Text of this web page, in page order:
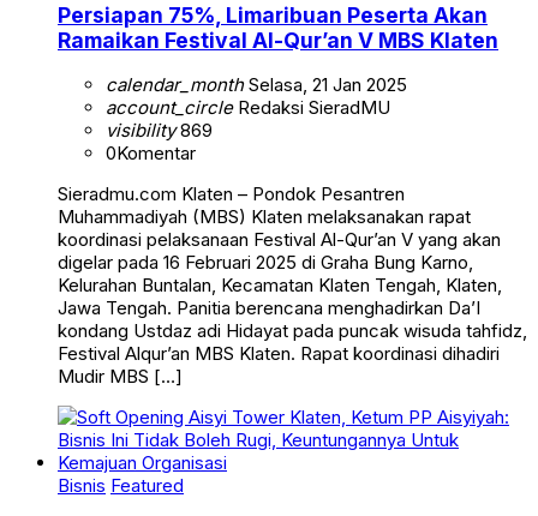
Persiapan 75%, Limaribuan Peserta Akan
Ramaikan Festival Al-Qur’an V MBS Klaten
calendar_monthSelasa, 21 Jan 2025
account_circleRedaksi SieradMU
visibility869
0Komentar
Sieradmu.com Klaten – Pondok Pesantren
Muhammadiyah (MBS) Klaten melaksanakan rapat
koordinasi pelaksanaan Festival Al-Qur’an V yang akan
digelar pada 16 Februari 2025 di Graha Bung Karno,
Kelurahan Buntalan, Kecamatan Klaten Tengah, Klaten,
Jawa Tengah. Panitia berencana menghadirkan Da’I
kondang Ustdaz adi Hidayat pada puncak wisuda tahfidz,
Festival Alqur’an MBS Klaten. Rapat koordinasi dihadiri
Mudir MBS […]
Bisnis Featured